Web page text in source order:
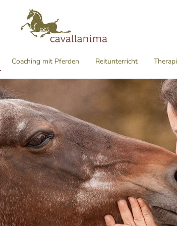
Coaching mit Pferden Reitunterricht